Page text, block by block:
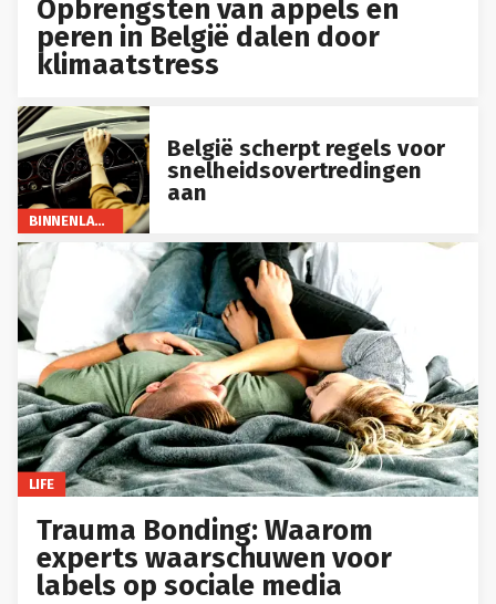
Opbrengsten van appels en
peren in België dalen door
klimaatstress
BINNENLAND
België scherpt regels voor
snelheidsovertredingen
aan
LIFE
Trauma Bonding: Waarom
experts waarschuwen voor
labels op sociale media